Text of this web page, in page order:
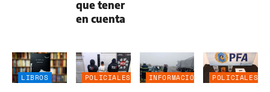
que tener
en cuenta
LIBROS POLICIALES
INFORMACIÓN
POLICIALES